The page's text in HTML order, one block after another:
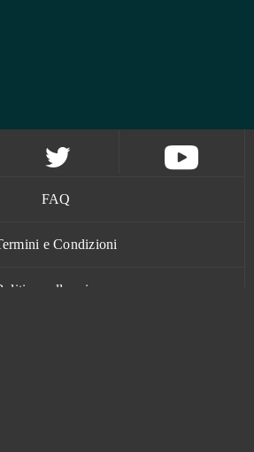
FAQ
e Condizioni
sulla privacy